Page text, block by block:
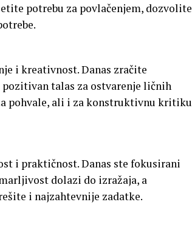
potrebu za povlačenjem, dozvolite
i kreativnost. Danas zračite
talas za ostvarenje ličnih
pohvale, ali i za konstruktivnu kritiku
i praktičnost. Danas ste fokusirani
dolazi do izražaja, a
i najzahtevnije zadatke.